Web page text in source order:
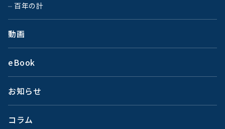
百年の計
動画
eBook
お知らせ
コラム